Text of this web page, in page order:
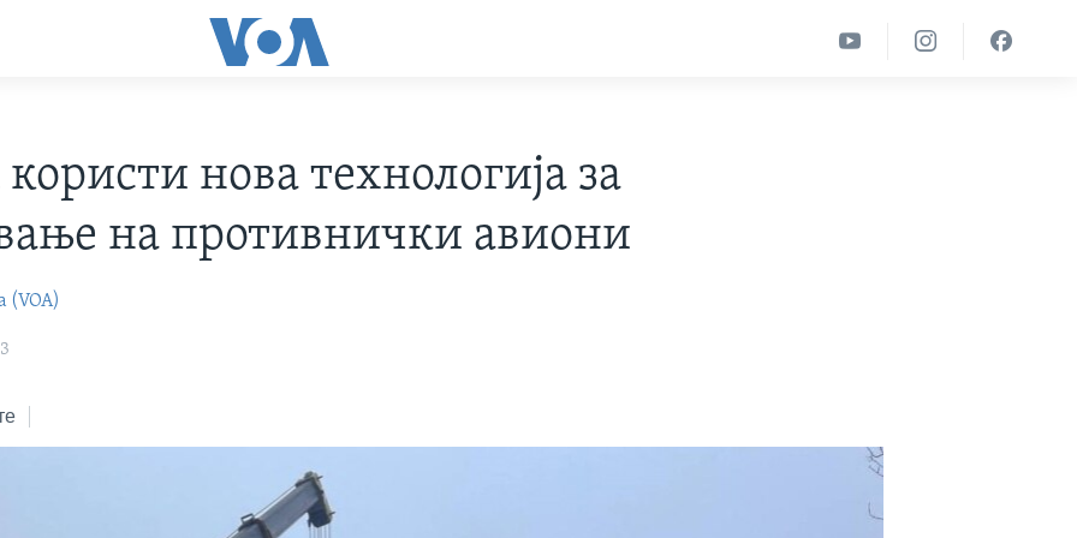
користи нова технологија за
на противнички авиони
(VOA)